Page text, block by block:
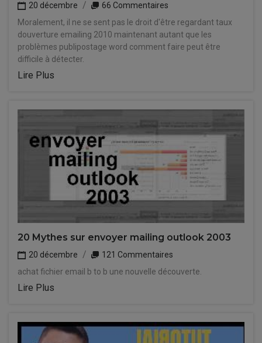
20 décembre
66 Commentaires
Moralement, il ne se sent pas le droit d'être regardant taux
douverture emailing 2010 maintenant autant que les
problèmes publipostage word comment faire peut être
difficile à détecter.
Lire Plus
20 Mythes sur envoyer mailing outlook 2003
20 décembre
121 Commentaires
achat fichier email b to b une nouvelle découverte.
Lire Plus